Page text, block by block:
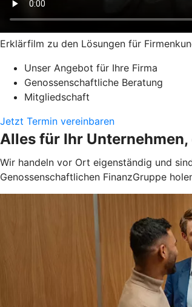
Erklärfilm zu den Lösungen für
Unser Angebot für Ihre Firma
Genossenschaftliche Beratung
Mitgliedschaft
Jetzt Termin vereinbaren
Alles für Ihr
Wir handeln vor Ort eigenständig und
Genossenschaftlichen FinanzGruppe